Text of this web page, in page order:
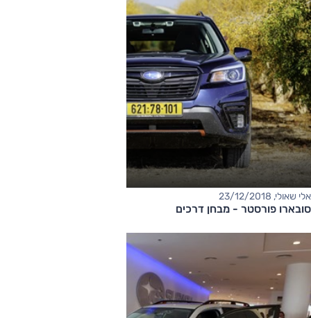
אלי שאולי, 23/12/2018
סובארו פורסטר - מבחן דרכים